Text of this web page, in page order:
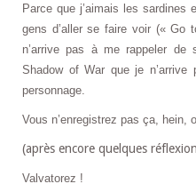
Parce que j’aimais les sardines
gens d’aller se faire voir (« Go
n’arrive pas à me rappeler
Shadow of War que je
personnage.
Vous n’enregistrez pas ça, hein,
(après encore quelques
Valvatorez !